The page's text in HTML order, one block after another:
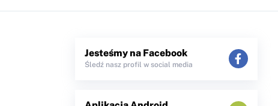
Jesteśmy na Facebook
Śledź nasz profil w social media